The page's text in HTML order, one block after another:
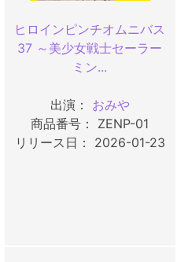
ヒロインピンチオムニバス
37 ～美少女戦士セーラー
ミン...
出演： おみや
商品番号： ZENP-01
リリース日： 2026-01-23